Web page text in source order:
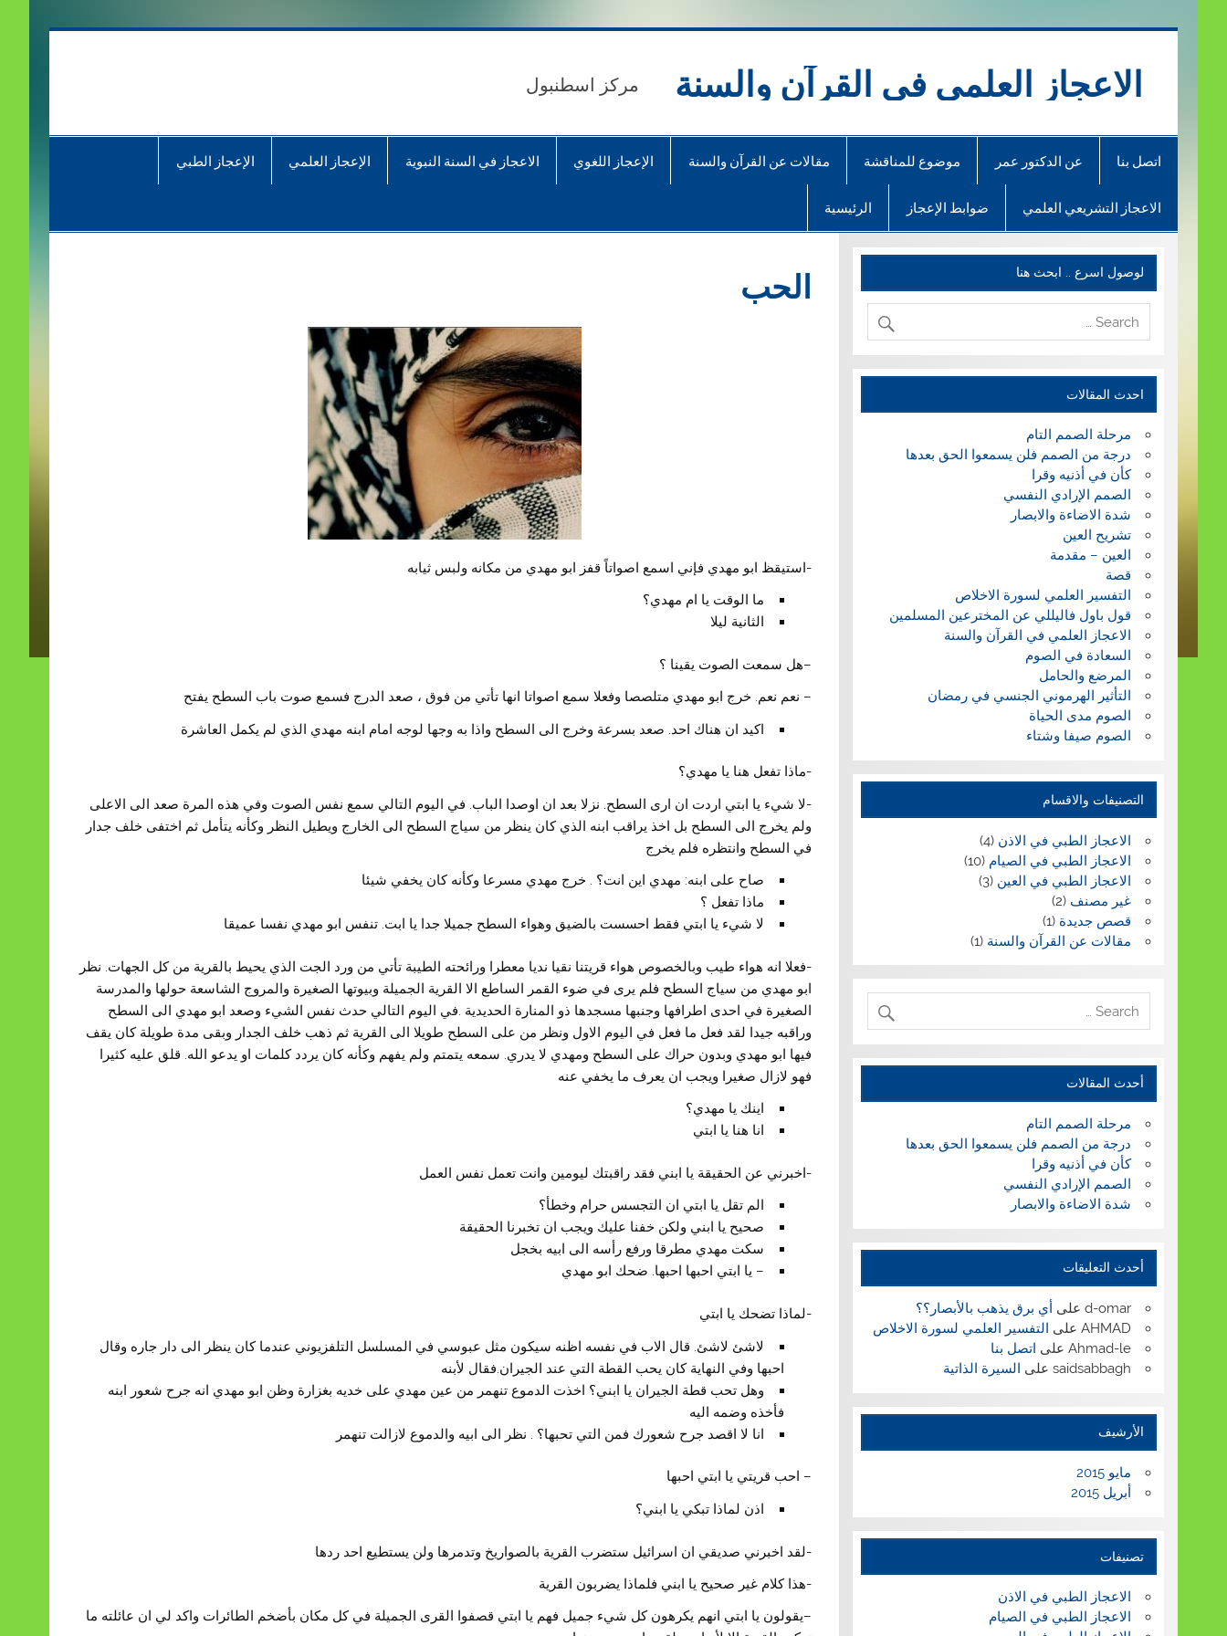
الاعجاز العلمي في القرآن والسنة مركز اسطنبول
اتصل بنا عن الدكتور عمر موضوع للمناقشة مقالات عن القرآن والسنة الإعجاز اللغوي الاعجاز في السنة النبوية الإعجاز العلمي الإعجاز الطبي
الاعجاز التشريعي العلمي ضوابط الإعجاز الرئيسية
الحب
-استيقظ ابو مهدي فإني اسمع اصواتاً قفز ابو مهدي من مكانه ولبس ثيابه
ما الوقت يا ام مهدي؟
الثانية ليلا
–هل سمعت الصوت يقينا ؟
– نعم نعم. خرج ابو مهدي متلصصا وفعلا سمع اصواتا انها تأتي من فوق ، صعد الدرج فسمع صوت باب السطح يفتح
اكيد ان هناك احد. صعد بسرعة وخرج الى السطح واذا به وجها لوجه امام ابنه مهدي الذي لم يكمل العاشرة
-ماذا تفعل هنا يا مهدي؟
-لا شيء يا ابتي اردت ان ارى السطح. نزلا بعد ان اوصدا الباب. في اليوم التالي سمع نفس الصوت وفي هذه المرة صعد الى الاعلى
ولم يخرج الى السطح بل اخذ يراقب ابنه الذي كان ينظر من سياج السطح الى الخارج ويطيل النظر وكأنه يتأمل ثم اختفى خلف جدار
في السطح وانتظره فلم يخرج
صاح على ابنه: مهدي اين انت؟ . خرج مهدي مسرعا وكأنه كان يخفي شيئا
ماذا تفعل ؟
لا شيء يا ابتي فقط احسست بالضيق وهواء السطح جميلا جدا يا ابت. تنفس ابو مهدي نفسا عميقا
-فعلا انه هواء طيب وبالخصوص هواء قريتنا نقيا نديا معطرا ورائحته الطيبة تأتي من ورد الجت الذي يحيط بالقرية من كل الجهات. نظر
ابو مهدي من سياج السطح فلم يرى في ضوء القمر الساطع الا القرية الجميلة وبيوتها الصغيرة والمروج الشاسعة حولها والمدرسة
الصغيرة في احدى اطرافها وجنبها مسجدها ذو المنارة الحديدية .في اليوم التالي حدث نفس الشيء وصعد ابو مهدي الى السطح
وراقبه جيدا لقد فعل ما فعل في اليوم الاول ونظر من على السطح طويلا الى القرية ثم ذهب خلف الجدار وبقى مدة طويلة كان يقف
فيها ابو مهدي وبدون حراك على السطح ومهدي لا يدري. سمعه يتمتم ولم يفهم وكأنه كان يردد كلمات او يدعو الله. قلق عليه كثيرا
فهو لازال صغيرا ويجب ان يعرف ما يخفي عنه
اينك يا مهدي؟
انا هنا يا ابتي
-اخبرني عن الحقيقة يا ابني فقد راقبتك ليومين وانت تعمل نفس العمل
الم تقل يا ابتي ان التجسس حرام وخطأ؟
صحيح يا ابني ولكن خفنا عليك ويجب ان تخبرنا الحقيقة
سكت مهدي مطرقا ورفع رأسه الى ابيه بخجل
– يا ابتي احبها احبها. ضحك ابو مهدي
-لماذا تضحك يا ابتي
لاشئ لاشئ. قال الاب في نفسه اظنه سيكون مثل عبوسي في المسلسل التلفزيوني عندما كان ينظر الى دار جاره وقال
احبها وفي النهاية كان يحب القطة التي عند الجيران.فقال لأبنه
وهل تحب قطة الجيران يا ابني؟ اخذت الدموع تنهمر من عين مهدي على خديه بغزارة وظن ابو مهدي انه جرح شعور ابنه
فأخذه وضمه اليه
انا لا اقصد جرح شعورك فمن التي تحبها؟ . نظر الى ابيه والدموع لازالت تنهمر
– احب قريتي يا ابتي احبها
اذن لماذا تبكي يا ابني؟
-لقد اخبرني صديقي ان اسرائيل ستضرب القرية بالصواريخ وتدمرها ولن يستطيع احد ردها
-هذا كلام غير صحيح يا ابني فلماذا يضربون القرية
–يقولون يا ابتي انهم يكرهون كل شيء جميل فهم يا ابتي قصفوا القرى الجميلة في كل مكان بأضخم الطائرات واكد لي ان عائلته ما
لوصول اسرع .. ابحث هنا
احدث المقالات
مرحلة الصمم التام
درجة من الصمم فلن يسمعوا الحق بعدها
كأن في أذنيه وقرا
الصمم الإرادي النفسي
شدة الاضاءة والابصار
تشريح العين
العين – مقدمة
قصة
التفسير العلمي لسورة الاخلاص
قول باول فاليللي عن المخترعين المسلمين
الاعجاز العلمي في القرآن والسنة
السعادة في الصوم
المرضع والحامل
التأثير الهرموني الجنسي في رمضان
الصوم مدى الحياة
الصوم صيفا وشتاء
التصنيفات والاقسام
الاعجاز الطبي في الاذن (4)
الاعجاز الطبي في الصيام (10)
الاعجاز الطبي في العين (3)
غير مصنف (2)
قصص جديدة (1)
مقالات عن القرآن والسنة (1)
أحدث المقالات
مرحلة الصمم التام
درجة من الصمم فلن يسمعوا الحق بعدها
كأن في أذنيه وقرا
الصمم الإرادي النفسي
شدة الاضاءة والابصار
أحدث التعليقات
d-omar على أي برق يذهب بالأبصار؟؟
AHMAD على التفسير العلمي لسورة الاخلاص
Ahmad-le على اتصل بنا
saidsabbagh على السيرة الذاتية
الأرشيف
مايو 2015
أبريل 2015
تصنيفات
الاعجاز الطبي في الاذن
الاعجاز الطبي في الصيام